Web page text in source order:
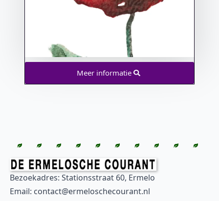
Meer informatie
Bezoekadres: Stationsstraat 60, Ermelo
Email: contact@ermeloschecourant.nl